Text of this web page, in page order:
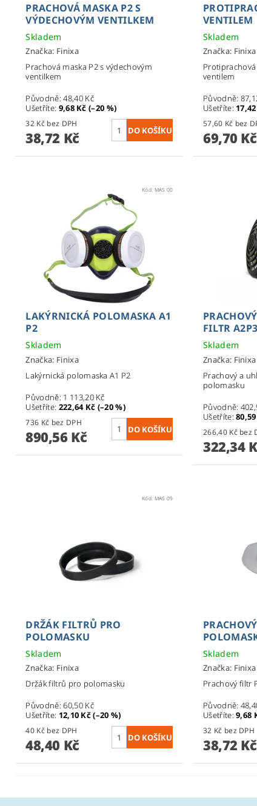
PRACHOVÁ MASKA P2 S
VÝDECHOVÝM VENTILKEM
Skladem
Značka: Finixa
Prachová maska P2 s výdechovým
ventilkem
Původně:48,40 Kč
Ušetříte: 9,68 Kč (–20 %)
32 Kč bez DPH
38,72 Kč
VENTILEM
Skladem
Značka: Finixa
Protiprachová
ventilem
Původně:
Ušetříte:
57,60 Kč
69,70 Kč
Kód: MAS 00
LAKÝRNICKÁ POLOMASKA A1
P2
Skladem
Značka: Finixa
Lakýrnická polomaska A1 P2
Původně: 1 113,20 Kč
Ušetříte: 222,64 Kč (–20 %)
736 Kč bez DPH
890,56 Kč
FILTR
Skladem
Značka: Finixa
Prachový a
polomasku
Původně:
Ušetříte:
266,40 Kč
322,34
Kód: MAS 09
DRŽÁK FILTRŮ PRO
POLOMASKU
Skladem
Značka: Finixa
Držák filtrů pro polomasku
Původně:60,50 Kč
Ušetříte: 12,10 Kč (–20 %)
40 Kč bez DPH
48,40 Kč
Skladem
Značka: Finixa
Prachový filtr
Původně:
Ušetříte:9,68
32 Kč bez DPH
38,72 Kč